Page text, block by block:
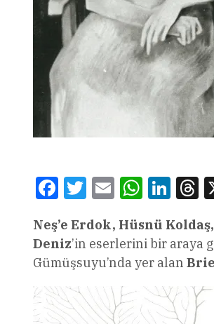
FacebookTwitterEmail WhatsApp
Neş’e Erdok, Hüsnü
Deniz’in eserlerini bir araya
Gümüşsuyu’nda yer alan